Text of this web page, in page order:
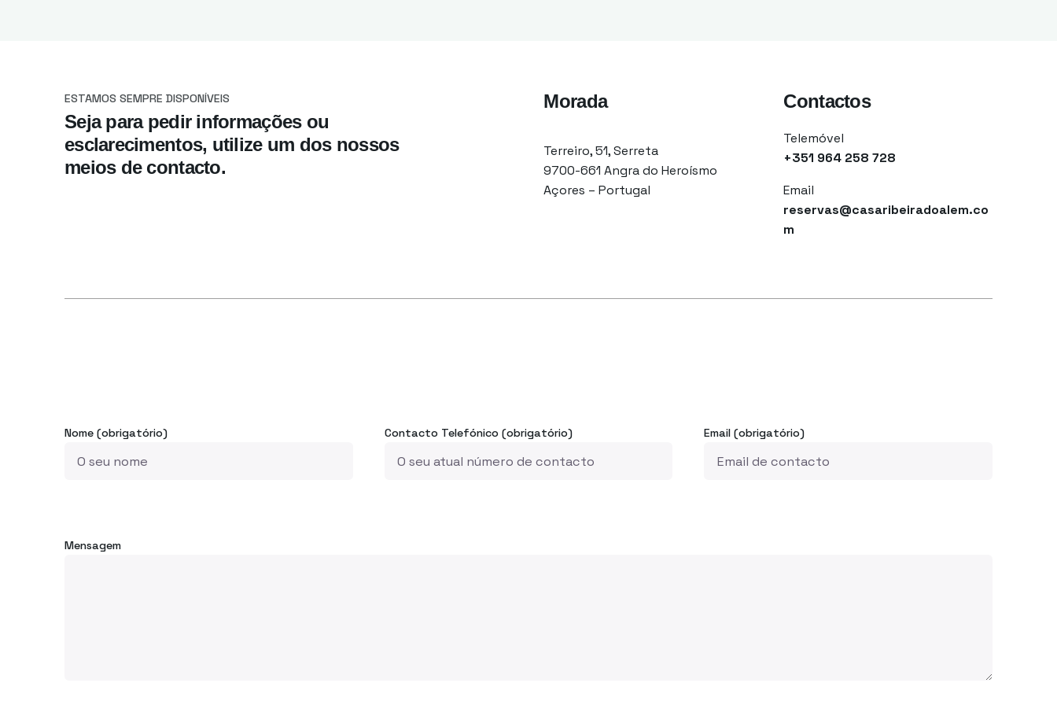
ESTAMOS SEMPRE DISPONÍVEIS
Seja para pedir informações ou
esclarecimentos, utilize um dos nossos
meios de contacto.
Morada
Terreiro, 51, Serreta
9700-661 Angra do Heroísmo
Açores – Portugal
Contactos
Telemóvel
+351 964 258 728
Email
reservas@casaribeiradoalem.co
m
Nome (obrigatório) Contacto Telefónico (obrigatório) Email (obrigatório)
Mensagem